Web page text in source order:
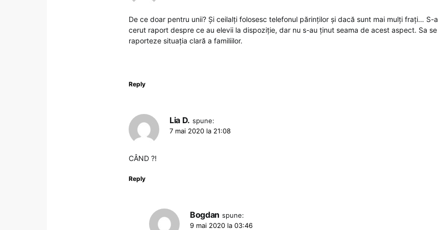
De ce doar pentru unii? Și ceilalți folosesc telefonul părinților și dacă sunt mai mulți frați… S-a
cerut raport despre ce au elevii la dispoziție, dar nu s-au ținut seama de acest aspect. Sa se
raporteze situația clară a familiilor.
Reply
Lia D. spune:
7 mai 2020 la 21:08
CÂND ?!
Reply
Bogdan spune:
9 mai 2020 la 03:46